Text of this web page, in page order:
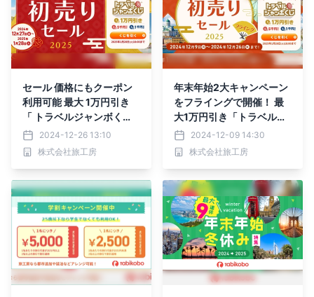
セール 価格にもクーポン
利用可能 最大 1万円引き
「 トラベルジャンボく
じ」 と 「 初売りセール 2
025」 12月 27日 開始！
2024-12-26 13:10
株式会社旅工房
年末年始2大キャンペーン
をフライングで開催！ 最
大1万円引き「トラベルジ
ャンボくじ」と 「初売り
セール2025」12月9日販
売開始！
2024-12-09 14:30
株式会社旅工房